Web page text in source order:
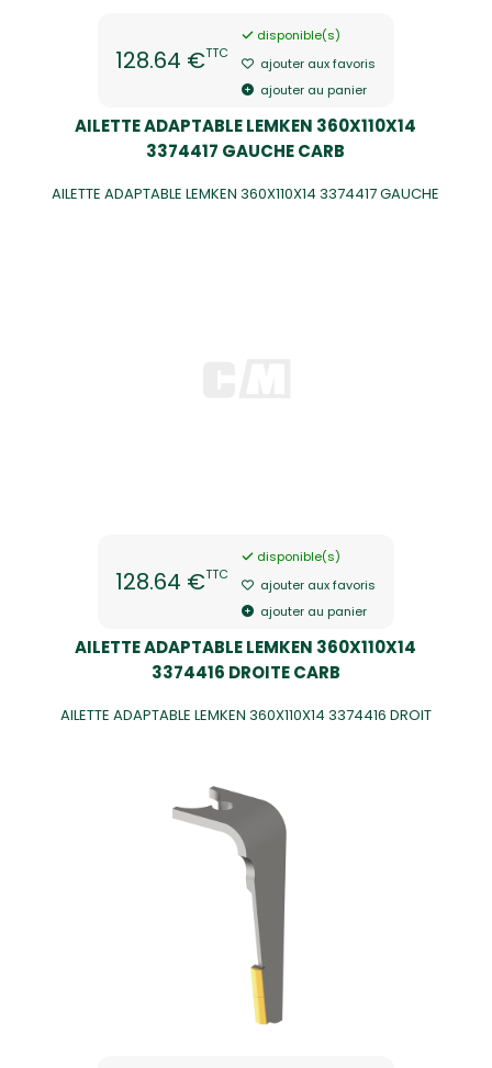
128.64 €TTC
disponible(s)
ajouter aux favoris
ajouter au panier
AILETTE ADAPTABLE LEMKEN 360X110X14
3374417 GAUCHE CARB
AILETTE ADAPTABLE LEMKEN 360X110X14 3374417 GAUCHE
128.64 €TTC
disponible(s)
ajouter aux favoris
ajouter au panier
AILETTE ADAPTABLE LEMKEN 360X110X14
3374416 DROITE CARB
AILETTE ADAPTABLE LEMKEN 360X110X14 3374416 DROIT